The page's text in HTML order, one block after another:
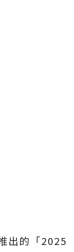
出的「2025